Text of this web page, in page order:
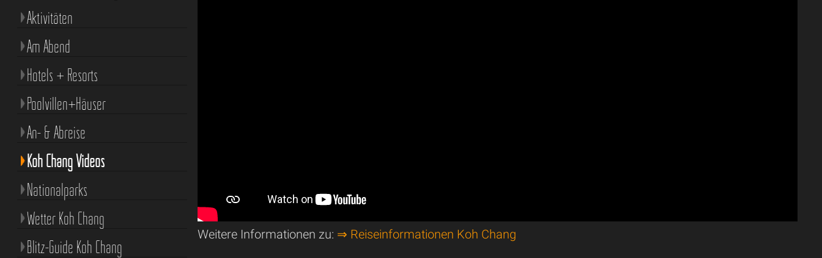
Weitere Informationen zu: ⇒ Reiseinformationen Koh Chang
Aktivitäten
Am Abend
Hotels + Resorts
Poolvillen+Häuser
An- & Abreise
Koh Chang Videos
Nationalparks
Wetter Koh Chang
Blitz-Guide Koh Chang